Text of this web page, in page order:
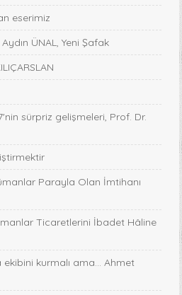
eserimiz
ÜNAL, Yeni Şafak
sürpriz gelişmeleri, Prof. Dr.
Parayla Olan İmtihanı
Ticaretlerini İbadet Hâline
ekibini kurmalı ama… Ahmet